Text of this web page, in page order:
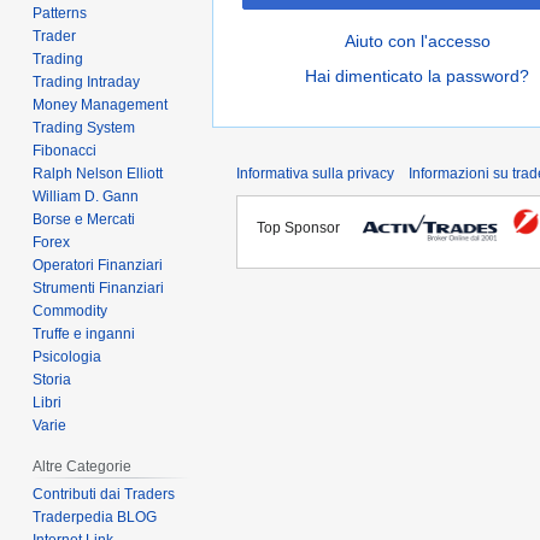
Aiuto con l'accesso
Hai dimenticato la password?
Patterns
Trader
Trading
Trading Intraday
Money Management
Trading System
Fibonacci
Ralph Nelson Elliott
William D. Gann
Borse e Mercati
Forex
Operatori Finanziari
Strumenti Finanziari
Commodity
Truffe e inganni
Psicologia
Storia
Libri
Varie
Altre Categorie
Contributi dai Traders
Traderpedia BLOG
Informativa sulla privacy Informazioni su
Top Sponsor